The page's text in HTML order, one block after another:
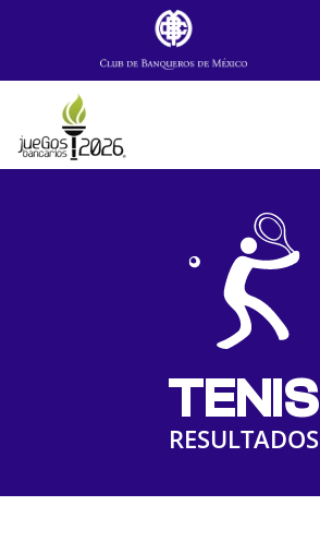
Skip to main content
TENIS
RESULTADOS